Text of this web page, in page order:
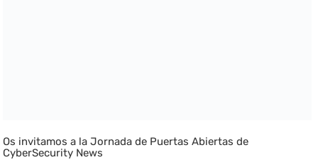
Os invitamos a la Jornada de Puertas Abiertas de
CyberSecurity News